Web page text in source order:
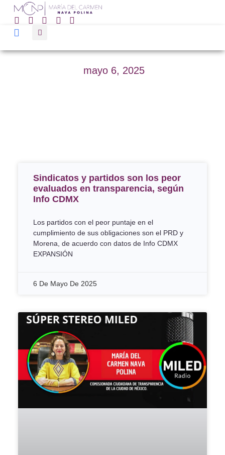
mayo 6, 2025
Sindicatos y partidos son los peor
evaluados en transparencia, según
Info CDMX
Los partidos con el peor puntaje en el
cumplimiento de sus obligaciones son el PRD y
Morena, de acuerdo con datos de Info CDMX
EXPANSIÓN
6 De Mayo De 2025